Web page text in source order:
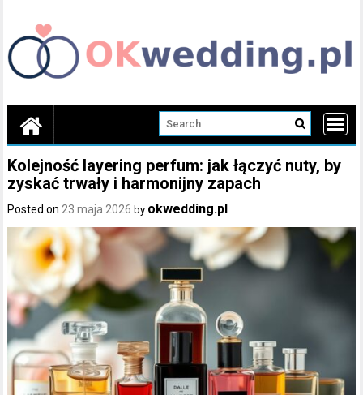
content
Kolejność layering perfum: jak łączyć nuty, by
zyskać trwały i harmonijny zapach
Posted on 23 maja 2026 by okwedding.pl